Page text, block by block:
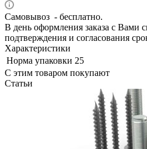
Самовывоз - бесплатно.
В день оформления заказа с Вами
подтверждения и согласования
Характеристики
Норма упаковки 25
С этим товаром покупают
Статьи